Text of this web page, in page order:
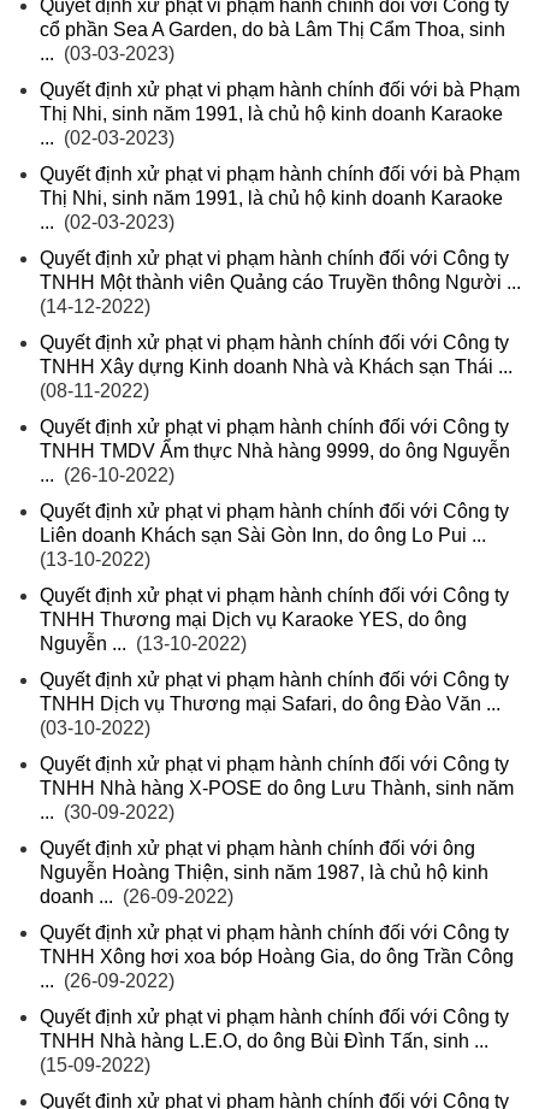
Quyết định xử phạt vi phạm hành chính đối với Công ty
cổ phần Sea A Garden, do bà Lâm Thị Cẩm Thoa, sinh
... (03-03-2023)
Quyết định xử phạt vi phạm hành chính đối với bà Phạm
Thị Nhi, sinh năm 1991, là chủ hộ kinh doanh Karaoke
... (02-03-2023)
Quyết định xử phạt vi phạm hành chính đối với bà Phạm
Thị Nhi, sinh năm 1991, là chủ hộ kinh doanh Karaoke
... (02-03-2023)
Quyết định xử phạt vi phạm hành chính đối với Công ty
TNHH Một thành viên Quảng cáo Truyền thông Người ...
(14-12-2022)
Quyết định xử phạt vi phạm hành chính đối với Công ty
TNHH Xây dựng Kinh doanh Nhà và Khách sạn Thái ...
(08-11-2022)
Quyết định xử phạt vi phạm hành chính đối với Công ty
TNHH TMDV Ẩm thực Nhà hàng 9999, do ông Nguyễn
... (26-10-2022)
Quyết định xử phạt vi phạm hành chính đối với Công ty
Liên doanh Khách sạn Sài Gòn Inn, do ông Lo Pui ...
(13-10-2022)
Quyết định xử phạt vi phạm hành chính đối với Công ty
TNHH Thương mại Dịch vụ Karaoke YES, do ông
Nguyễn ... (13-10-2022)
Quyết định xử phạt vi phạm hành chính đối với Công ty
TNHH Dịch vụ Thương mại Safari, do ông Đào Văn ...
(03-10-2022)
Quyết định xử phạt vi phạm hành chính đối với Công ty
TNHH Nhà hàng X-POSE do ông Lưu Thành, sinh năm
... (30-09-2022)
Quyết định xử phạt vi phạm hành chính đối với ông
Nguyễn Hoàng Thiện, sinh năm 1987, là chủ hộ kinh
doanh ... (26-09-2022)
Quyết định xử phạt vi phạm hành chính đối với Công ty
TNHH Xông hơi xoa bóp Hoàng Gia, do ông Trần Công
... (26-09-2022)
Quyết định xử phạt vi phạm hành chính đối với Công ty
TNHH Nhà hàng L.E.O, do ông Bùi Đình Tấn, sinh ...
(15-09-2022)
Quyết định xử phạt vi phạm hành chính đối với Công ty